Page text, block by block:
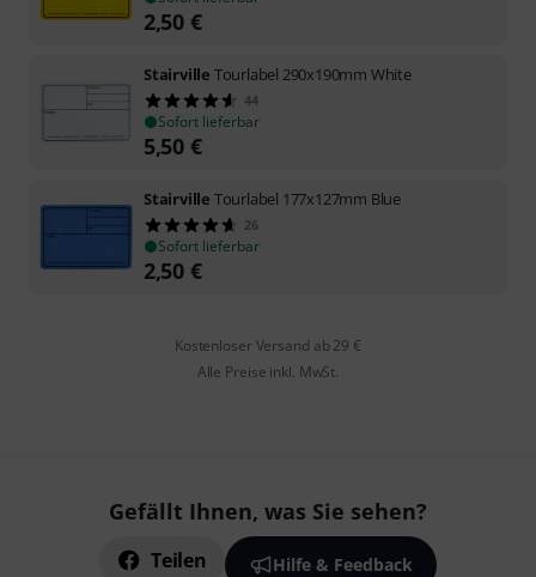
2,50 €
Stairville Tourlabel 290x190mm White
44
Sofort lieferbar
5,50 €
Stairville Tourlabel 177x127mm Blue
26
Sofort lieferbar
2,50 €
Kostenloser Versand ab 29 €
Alle Preise inkl. MwSt.
Gefällt Ihnen, was Sie sehen?
Teilen Hilfe & Feedback